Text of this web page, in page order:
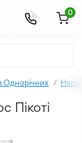
0
Однорічних
Пікоті